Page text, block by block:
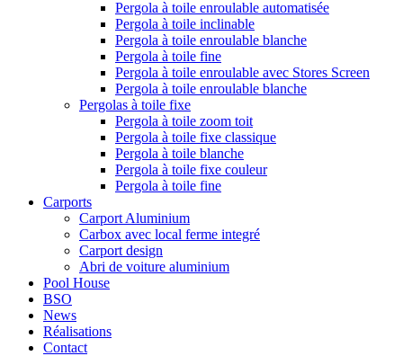
Pergola à toile enroulable automatisée
Pergola à toile inclinable
Pergola à toile enroulable blanche
Pergola à toile fine
Pergola à toile enroulable avec Stores Screen
Pergola à toile enroulable blanche
Pergolas à toile fixe
Pergola à toile zoom toit
Pergola à toile fixe classique
Pergola à toile blanche
Pergola à toile fixe couleur
Pergola à toile fine
Carports
Carport Aluminium
Carbox avec local ferme integré
Carport design
Abri de voiture aluminium
Pool House
BSO
News
Réalisations
Contact